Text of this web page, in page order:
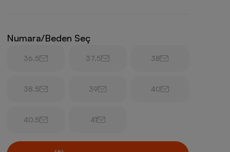
Numara/Beden Seç
36.5 37.5 38
38.5 39 40
40.5 41